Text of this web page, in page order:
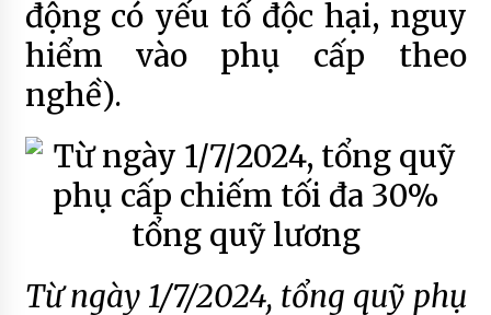
động có yếu tố độc hại, nguy
hiểm vào phụ cấp theo
nghề).
Từ ngày 1/7/2024, tổng quỹ phụ